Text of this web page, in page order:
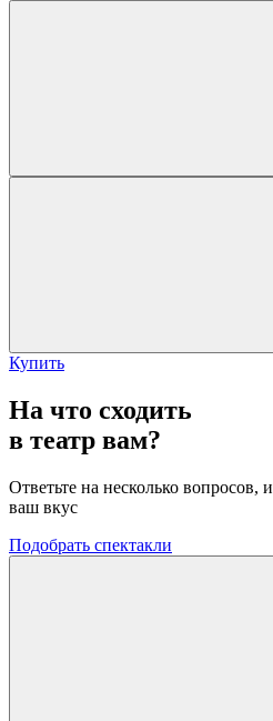
Купить
На что сходить
в театр вам?
Ответьте на несколько вопросов,
ваш вкус
Подобрать спектакли